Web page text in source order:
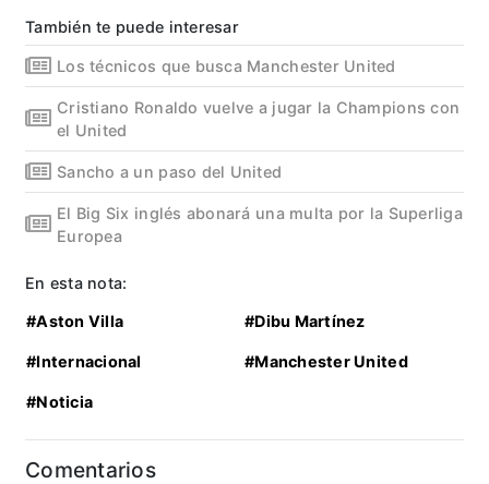
También te puede interesar
Los técnicos que busca Manchester United
Cristiano Ronaldo vuelve a jugar la Champions con
el United
Sancho a un paso del United
El Big Six inglés abonará una multa por la Superliga
Europea
En esta nota:
#Aston Villa #Dibu Martínez
#Internacional #Manchester United
#Noticia
Comentarios